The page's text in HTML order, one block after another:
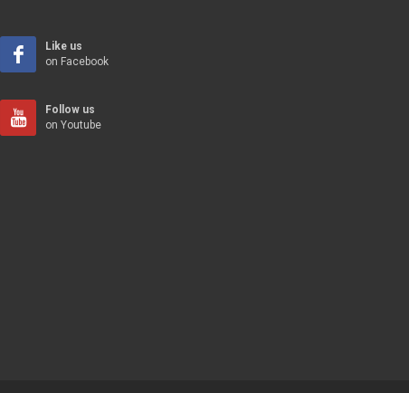
Like us
on Facebook
Follow us
on Youtube